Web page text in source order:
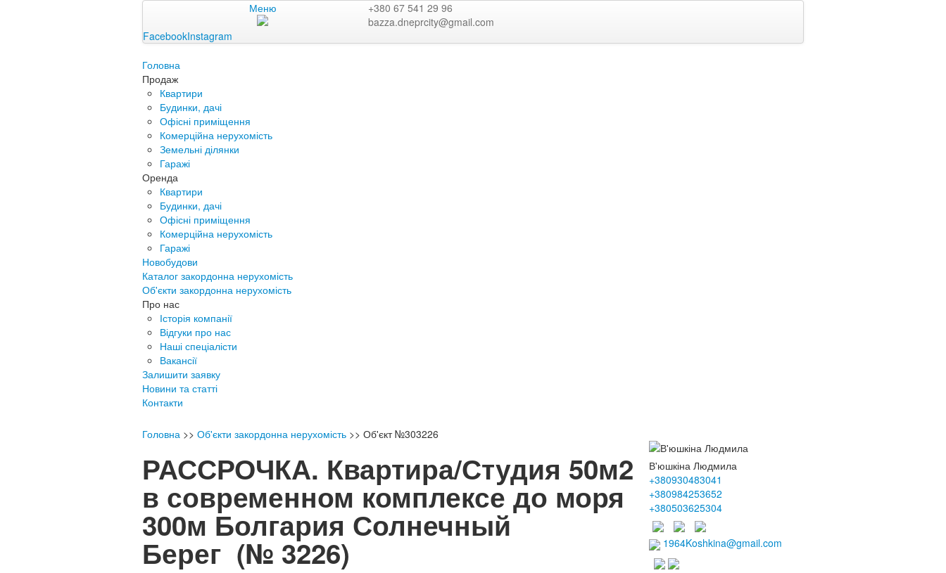
Меню
+380 67 541 29 96
bazza.dneprcity@gmail.com
FacebookInstagram
Головна
Продаж
Квартири
Будинки, дачі
Офісні приміщення
Комерційна нерухомість
Земельні ділянки
Гаражі
Оренда
Квартири
Будинки, дачі
Офісні приміщення
Комерційна нерухомість
Гаражі
Новобудови
Каталог закордонна нерухомість
Об'єкти закордонна нерухомість
Про нас
Історія компанії
Відгуки про нас
Наші спеціалісти
Вакансії
Залишити заявку
Новини та статті
Контакти
Головна >> Об'єкти закордонна нерухомість >> Об'єкт №303226
РАССРОЧКА. Квартира/Студия 50м2
в современном комплексе до моря
300м Болгария Солнечный
Берег (№ 3226)
В'юшкіна Людмила
+380930483041
+380984253652
+380503625304
1964Koshkina@gmail.com